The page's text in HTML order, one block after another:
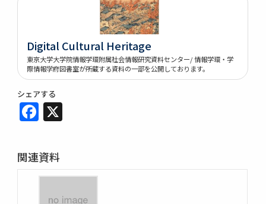
Digital Cultural Heritage
東京大学大学院情報学環附属社会情報研究資料センター/ 情報学環・学
際情報学府図書室が所蔵する資料の一部を公開しております。
シェアする
Facebook
関連資料